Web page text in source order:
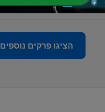
הציגו פרקים נוספים